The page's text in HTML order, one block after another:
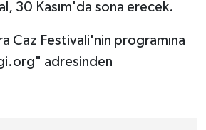
30 Kasım'da sona erecek.
Caz Festivali'nin programına
adresinden